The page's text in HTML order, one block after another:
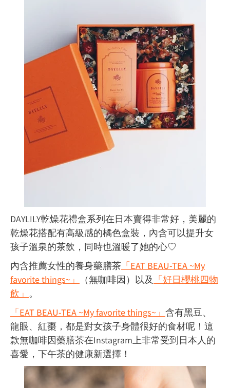
DAYLILY乾燥花禮盒系列在日本賣得非常好，美麗的
乾燥花搭配有高級感的橘色盒裝，內含可以提升女
孩子溫泉的茶飲，同時也溫暖了她的心♡
內含推薦女性的養身藥膳茶 「EAT BEAU-TEA ~My
favorite things~」
（無咖啡因） 以及 「好日櫻桃四物
飲」 。
「EAT BEAU-TEA ~My favorite things~」 含有黑豆、
龍眼、紅棗，都是對女孩子身體很好的食材呢！這
款無咖啡因藥膳茶在Instagram上非常受到日本人的
喜愛，下午茶的健康新選擇！